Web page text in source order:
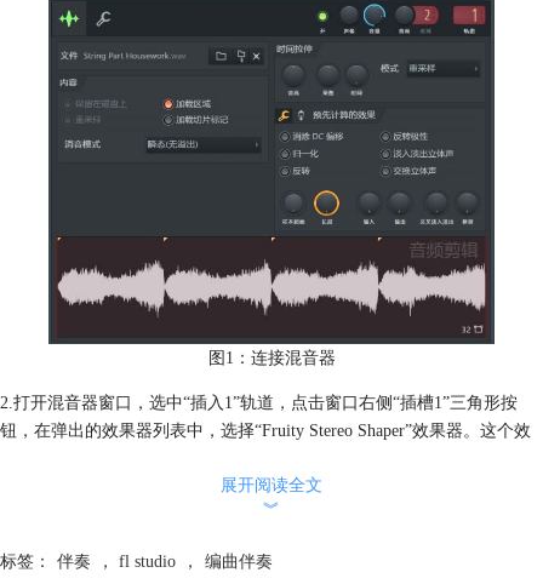
图1：连接混音器
2.打开混音器窗口，选中“插入1”轨道，点击窗口右侧“插槽1”三角形按
钮，在弹出的效果器列表中，选择“Fruity Stereo Shaper”效果器。这个效
展开阅读全文
︾
标签： 伴奏 ， fl studio ， 编曲伴奏